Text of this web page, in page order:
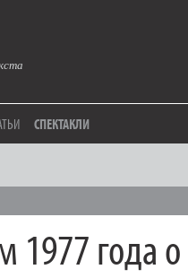
СПЕКТАКЛИ
1977 года